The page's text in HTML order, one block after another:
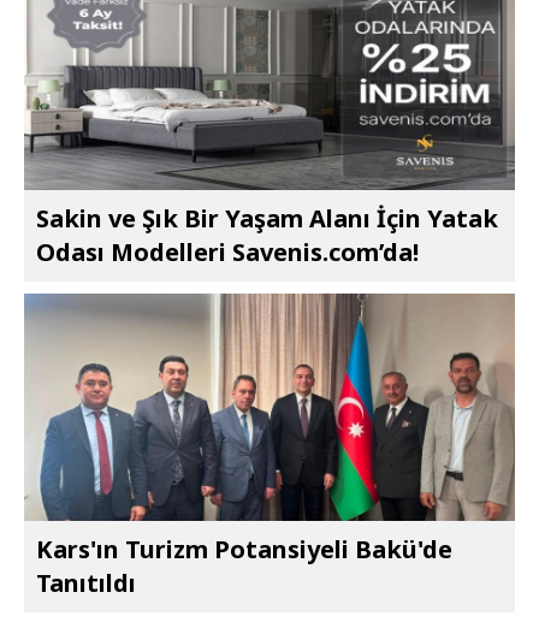
Sakin ve Şık Bir Yaşam Alanı İçin Yatak
Odası Modelleri Savenis.com’da!
Kars'ın Turizm Potansiyeli Bakü'de
Tanıtıldı